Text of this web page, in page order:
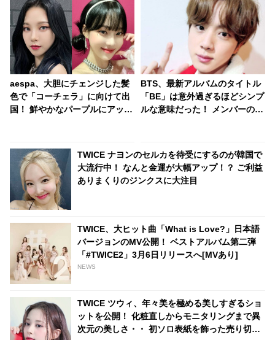
aespa、大胆にチェンジした髪
色で「コーチェラ」に向けて出
国！ 鮮やかなパープルにアッシ
姿に悶絶
BTS、最新アルバムのタイトル
「BE」は意外過ぎるほどシンプ
ルな意味だった！ メンバーの素
TWICE ナヨンのセルカを待受にするのが韓国で
大流行中！ なんと金運が大幅アップ！？ ご利益
ありまくりのジンクスに大注目
TWICE、大ヒット曲「What is Love?」日本語
バージョンのMV公開！ ベストアルバム第二弾
「#TWICE2」3月6日リリースへ[MVあり]
NEWS
TWICE ツウィ、年々美を極める美しすぎるショ
ットを公開！ 化粧直しからモニタリングまで異
次元の美しさ・・ 初ソロ表紙を飾った売り切れ